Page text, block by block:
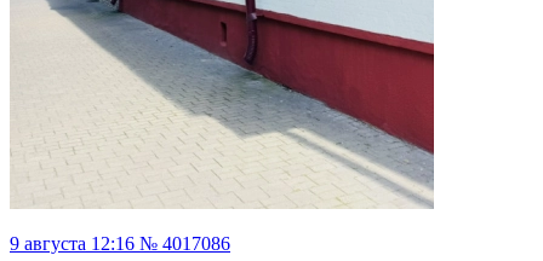
9 августа 12:16 № 4017086